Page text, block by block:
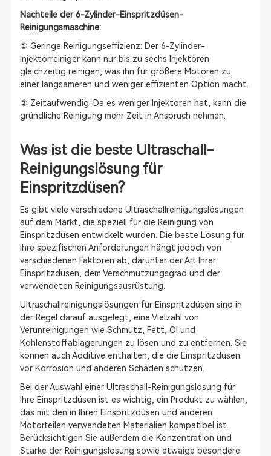
Nachteile der 6-Zylinder-Einspritzdüsen-
Reinigungsmaschine:
① Geringe Reinigungseffizienz: Der 6-Zylinder-
Injektorreiniger kann nur bis zu sechs Injektoren
gleichzeitig reinigen, was ihn für größere Motoren zu
einer langsameren und weniger effizienten Option macht.
② Zeitaufwendig: Da es weniger Injektoren hat, kann die
gründliche Reinigung mehr Zeit in Anspruch nehmen.
Was ist die beste Ultraschall-
Reinigungslösung für
Einspritzdüsen?
Es gibt viele verschiedene Ultraschallreinigungslösungen
auf dem Markt, die speziell für die Reinigung von
Einspritzdüsen entwickelt wurden. Die beste Lösung für
Ihre spezifischen Anforderungen hängt jedoch von
verschiedenen Faktoren ab, darunter der Art Ihrer
Einspritzdüsen, dem Verschmutzungsgrad und der
verwendeten Reinigungsausrüstung.
Ultraschallreinigungslösungen für Einspritzdüsen sind in
der Regel darauf ausgelegt, eine Vielzahl von
Verunreinigungen wie Schmutz, Fett, Öl und
Kohlenstoffablagerungen zu lösen und zu entfernen. Sie
können auch Additive enthalten, die die Einspritzdüsen
vor Korrosion und anderen Schäden schützen.
Bei der Auswahl einer Ultraschall-Reinigungslösung für
Ihre Einspritzdüsen ist es wichtig, ein Produkt zu wählen,
das mit den in Ihren Einspritzdüsen und anderen
Motorteilen verwendeten Materialien kompatibel ist.
Berücksichtigen Sie außerdem die Konzentration und
Stärke der Reinigungslösung sowie etwaige besondere